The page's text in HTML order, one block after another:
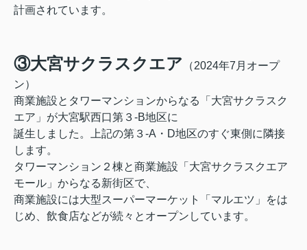
計画されています。
③大宮サクラスクエア （2024年7月オープ
ン）
商業施設とタワーマンションからなる「大宮サクラスク
エア」が大宮駅西口第３-B地区に
誕生しました。上記の第３-A・D地区のすぐ東側に隣接
します。
タワーマンション２棟と商業施設「大宮サクラスクエア
モール」からなる新街区で、
商業施設には大型スーパーマーケット「マルエツ」をは
じめ、飲食店などが続々とオープンしています。